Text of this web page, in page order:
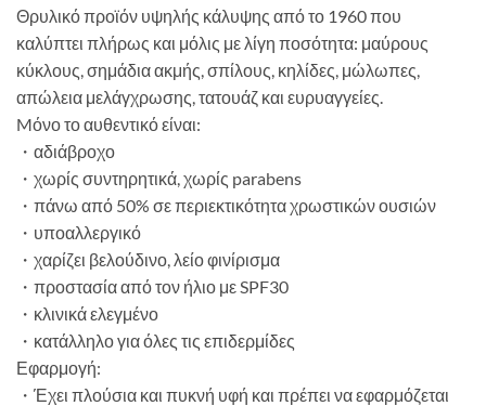
Θρυλικό προϊόν υψηλής κάλυψης από το 1960 που
καλύπτει πλήρως και μόλις με λίγη ποσότητα: μαύρους
κύκλους, σημάδια ακμής, σπίλους, κηλίδες, μώλωπες,
απώλεια μελάγχρωσης, τατουάζ και ευρυαγγείες.
Mόνο το αυθεντικό είναι:
・αδιάβροχο
・χωρίς συντηρητικά, χωρίς parabens
・πάνω από 50% σε περιεκτικότητα χρωστικών ουσιών
・υποαλλεργικό
・χαρίζει βελούδινο, λείο φινίρισμα
・προστασία από τον ήλιο με SPF30
・κλινικά ελεγμένο
・κατάλληλο για όλες τις επιδερμίδες
Εφαρμογή:
・Έχει πλούσια και πυκνή υφή και πρέπει να εφαρμόζεται